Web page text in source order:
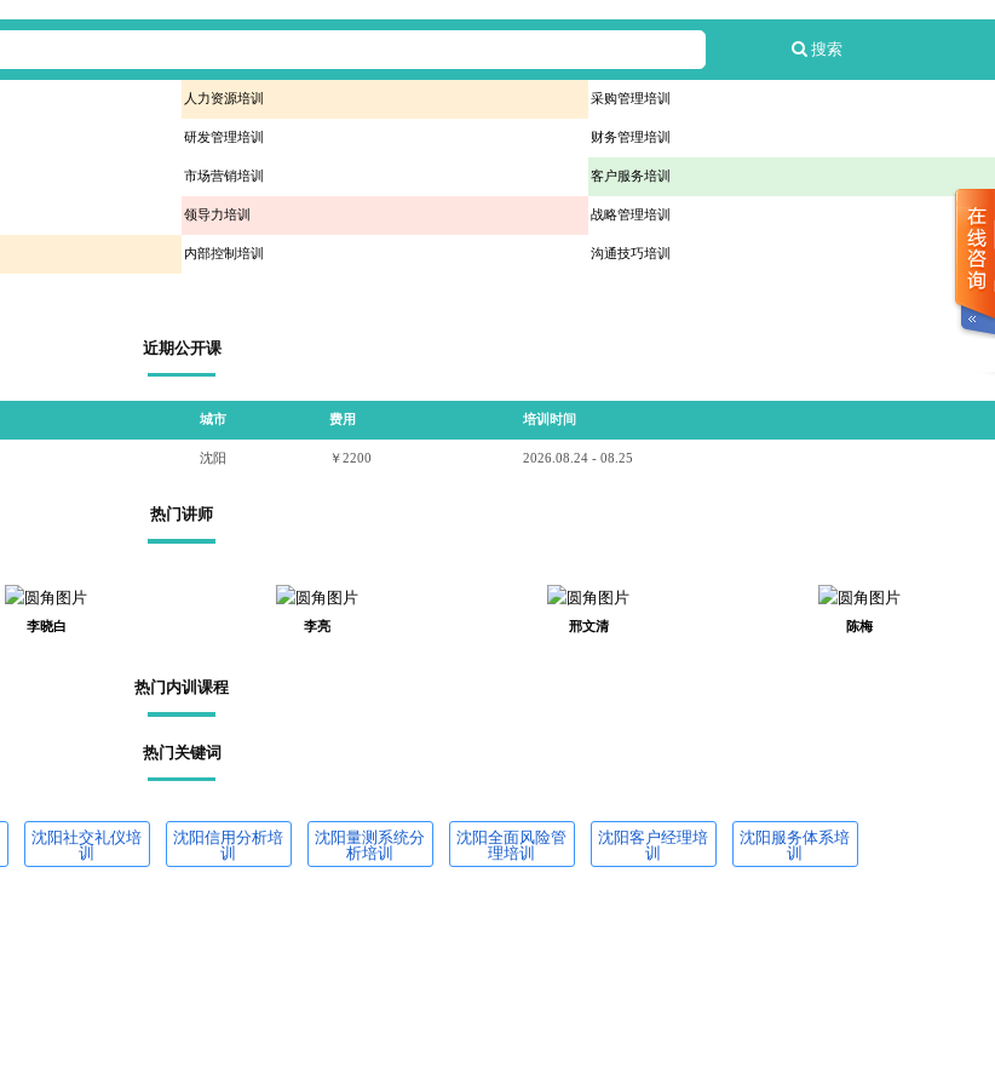
搜索
人力资源培训 采购管理培训
研发管理培训 财务管理培训
市场营销培训 客户服务培训
领导力培训 战略管理培训
内部控制培训 沟通技巧培训
近期公开课
城市 费用 培训时间
沈阳 ￥2200 2026.08.24 - 08.25
热门讲师
李晓白 李亮 邢文清 陈梅
热门内训课程
热门关键词
沈阳社交礼仪培
训
沈阳信用分析培
训
沈阳量测系统分
析培训
沈阳全面风险管
理培训
沈阳客户经理培
训
沈阳服务体系培
训